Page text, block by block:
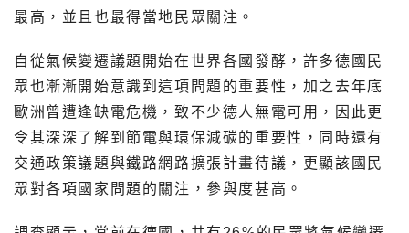
最高，並且也最得當地民眾關注。
自從氣候變遷議題開始在世界各國發酵，許多德國民
眾也漸漸開始意識到這項問題的重要性，加之去年底
歐洲曾遭逢缺電危機，致不少德人無電可用，因此更
令其深深了解到節電與環保減碳的重要性，同時還有
交通政策議題與鐵路網路擴張計畫待議，更顯該國民
眾對各項國家問題的關注，參與度甚高。